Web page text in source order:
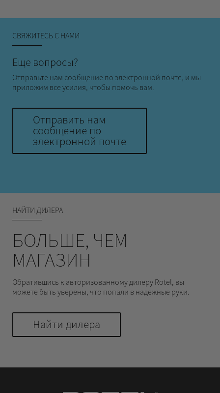
СВЯЖИТЕСЬ С НАМИ
Еще вопросы?
Отправьте нам сообщение по электронной почте, и мы
приложим все усилия, чтобы помочь вам.
Отправить нам
сообщение по
электронной почте
НАЙТИ ДИЛЕРА
БОЛЬШЕ, ЧЕМ
МАГАЗИН
Обратившись к авторизованному дилеру Rotel, вы
можете быть уверены, что попали в надежные руки.
Найти дилера